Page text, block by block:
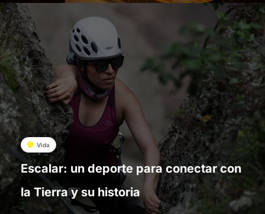
Vida
Escalar: un deporte para conectar con
la Tierra y su historia